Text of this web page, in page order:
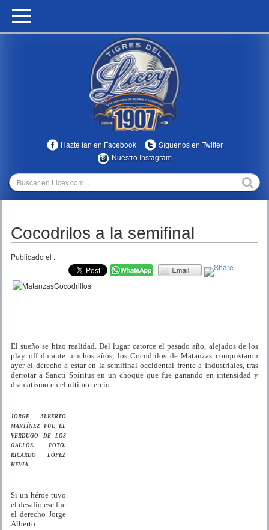
HOME
MULTIMEDIA
TEMPORADAS
Hazte fan en Facebook
Síguenos en Twitter
Nuestro Instagram
Cocodrilos a la semifinal
Publicado el .
El sueño se hizo realidad. Del lugar catorce el pasado año, alejados de los
play off durante muchos años, los Cocodrilos de Matanzas conquistaron
ayer el derecho a estar en la semifinal occidental frente a Industriales, tras
derrotar a Sancti Spíritus en un choque que fue ganando en intensidad y
dramatismo en el último tercio.
JORGE ALBERTO
MARTÍNEZ FUE EL
VERDUGO DE LOS
GALLOS. FOTO:
RICARDO LÓPEZ
HEVIA
Si un héroe tuvo
el desafío ese fue
el derecho Jorge
Alberto